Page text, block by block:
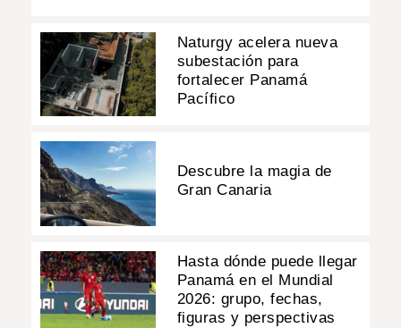
Naturgy acelera nueva
subestación para
fortalecer Panamá
Pacífico
Descubre la magia de
Gran Canaria
Hasta dónde puede llegar
Panamá en el Mundial
2026: grupo, fechas,
figuras y perspectivas